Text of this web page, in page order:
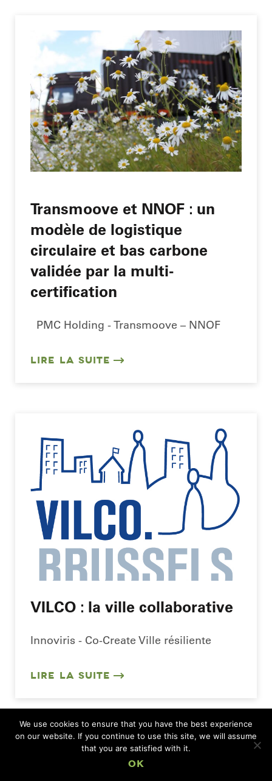
Transmoove et NNOF : un
modèle de logistique
circulaire et bas carbone
validée par la multi-
certification
PMC Holding - Transmoove – NNOF
LIRE LA SUITE
VILCO : la ville collaborative
Innoviris - Co-Create Ville résiliente
LIRE LA SUITE
We use cookies to ensure that you have the best experience
on our website. If you continue to use this site, we will assume
that you are satisfied with it.
OK